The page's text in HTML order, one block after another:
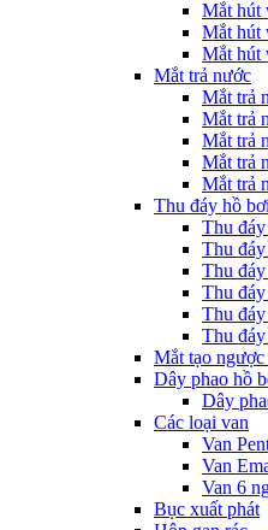
Mắt hút
Mắt hút
Mắt hút
Mắt trả nước
Mắt trả
Mắt trả
Mắt trả
Mắt trả
Mắt trả
Thu đáy hồ bơi
Thu
Thu
Thu
Thu
Thu
Thu
Mắt tạo
Dây phao hồ
Dây
Các loại van
Van
Van
Van 6
Bục xuất phát